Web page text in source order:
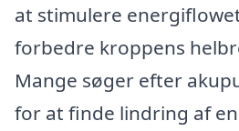
at stimulere
forbedre kroppens
Mange søger efter
for at finde lindring af